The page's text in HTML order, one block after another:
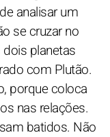
analisar um
se cruzar no
planetas
com Plutão.
porque coloca
nas relações.
batidos. Não